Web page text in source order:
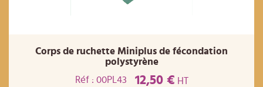
Corps de ruchette Miniplus de fécondation
polystyrène
Réf : 00PL43
12,50 € HT